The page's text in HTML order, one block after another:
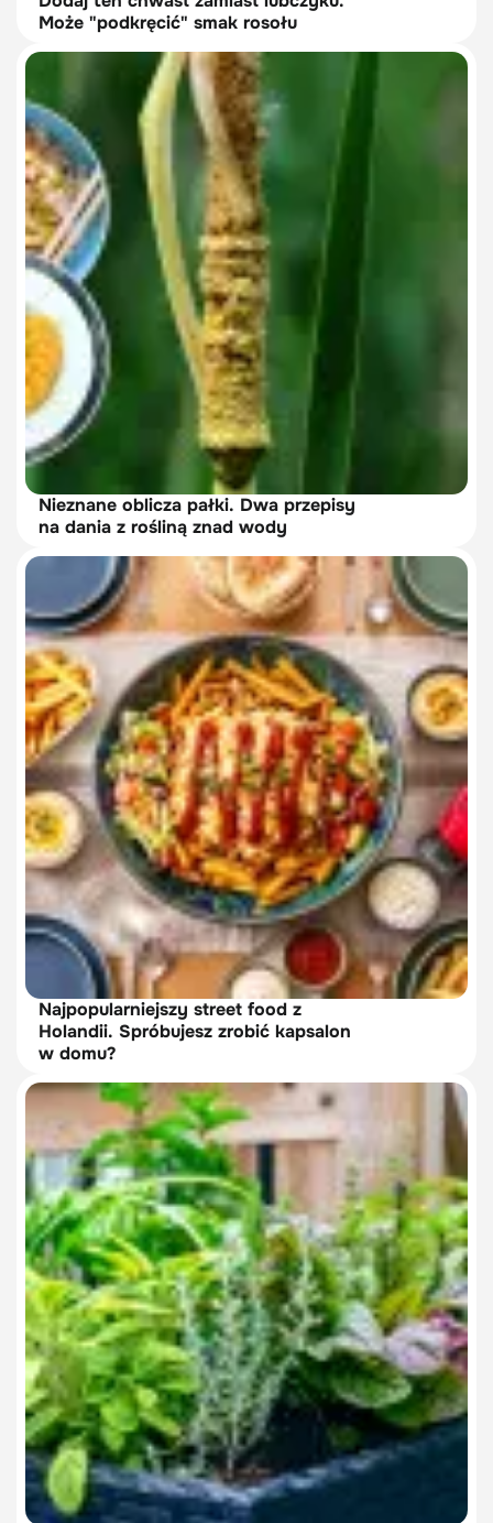
Może "podkręcić" smak rosołu
Nieznane oblicza pałki. Dwa przepisy
na dania z rośliną znad wody
Najpopularniejszy street food z
Holandii. Spróbujesz zrobić kapsalon
w domu?